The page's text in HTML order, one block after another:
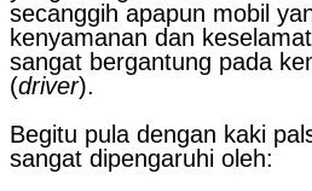
secanggih apapun mobil
kenyamanan dan
sangat bergantung pada
(driver).
Begitu pula dengan kaki
sangat dipengaruhi oleh: